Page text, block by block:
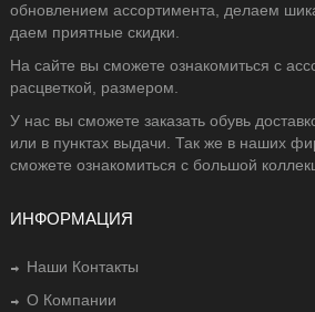
обновлением ассортимента, делаем
даем приятные скидки.
На сайте вы сможете ознакомиться с
расцветкой, размером.
У нас вы сможете заказать обувь
или в пунктах выдачи. Так же в наших
сможете ознакомиться с большой
ИНФОРМАЦИЯ
Наши Контакты
О Компании